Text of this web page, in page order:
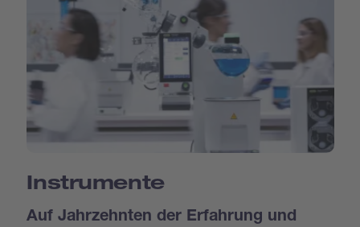
Instrumente
Auf Jahrzehnten der Erfahrung und